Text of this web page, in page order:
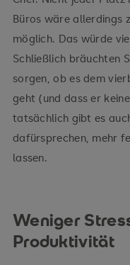
Büros wäre allerdings
möglich. Das würde
Schließlich bräuchten
sorgen, ob es dem
geht (und dass er
tatsächlich gibt es
dafürsprechen, mehr
lassen.
Weniger
Produktivität